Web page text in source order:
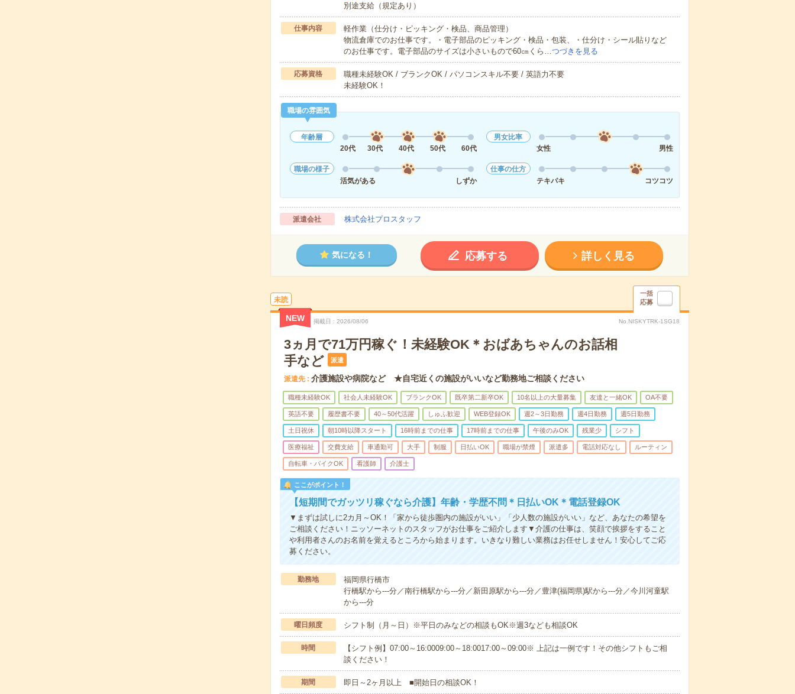
別途支給（規定あり）
仕事内容
軽作業（仕分け・ピッキング・検品、商品管理）
物流倉庫でのお仕事です。・電子部品のピッキング・検品・包装、・仕分け・シール貼りなど
のお仕事です。電子部品のサイズは小さいもので60㎝くら… つづきを見る
応募資格
職種未経験OK / ブランクOK / パソコンスキル不要 / 英語力不要
未経験OK！
職場の雰囲気
年齢層
20代
30代 40代 50代 60代
男女比率
女性
男性
職場の様子
活気がある
しずか
仕事の仕方
テキパキ
コツコツ
派遣会社 株式会社プロスタッフ
気になる！ 応募する 詳しく見る
未読
一括
応募
NEW 掲載日 2026/08/06 No.NISKYTRK-1SG18
3ヵ月で71万円稼ぐ！未経験OK＊おばあちゃんのお話相
手など
派遣
派遣先 介護施設や病院など ★自宅近くの施設がいいなど勤務地ご相談ください
職種未経験OK 社会人未経験OK ブランクOK 既卒第二新卒OK 10名以上の大量募集 友達と一緒OK OA不要
英語不要 履歴書不要 40～50代活躍 しゅふ歓迎 WEB登録OK 週2～3日勤務 週4日勤務 週5日勤務
土日祝休 朝10時以降スタート 16時前までの仕事 17時前までの仕事 午後のみOK 残業少 シフト
医療福祉 交費支給 車通勤可 大手 制服 日払いOK 職場が禁煙 派遣多 電話対応なし ルーティン
自転車・バイクOK 看護師 介護士
ここがポイント！
【短期間でガッツリ稼ぐなら介護】年齢・学歴不問＊日払いOK＊電話登録OK
▼まずは試しに2カ月～OK！「家から徒歩圏内の施設がいい」「少人数の施設がいい」など、あなたの希望を
ご相談ください！ニッソーネットのスタッフがお仕事をご紹介します▼介護の仕事は、笑顔で挨拶をすること
や利用者さんのお名前を覚えるところから始まります。いきなり難しい業務はお任せしません！安心してご応
募ください。
勤務地
福岡県行橋市
行橋駅から---分／南行橋駅から---分／新田原駅から---分／豊津(福岡県)駅から---分／今川河童駅
から---分
曜日頻度 シフト制（月～日）※平日のみなどの相談もOK※週3なども相談OK
時間
【シフト例】07:00～16:0009:00～18:0017:00～09:00※ 上記は一例です！その他シフトもご相
談ください！
期間 即日～2ヶ月以上 ■開始日の相談OK！